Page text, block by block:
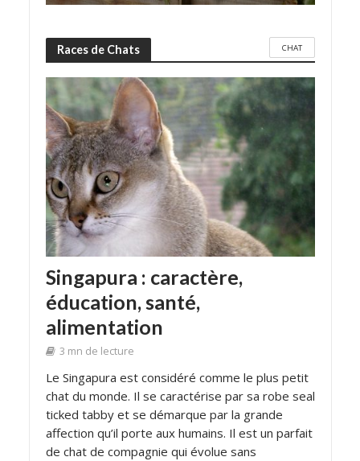
Races de Chats CHAT
Singapura : caractère,
éducation, santé,
alimentation
3 mn de lecture
Le Singapura est considéré comme le plus petit
chat du monde. Il se caractérise par sa robe seal
ticked tabby et se démarque par la grande
affection qu’il porte aux humains. Il est un parfait
de chat de compagnie qui évolue sans